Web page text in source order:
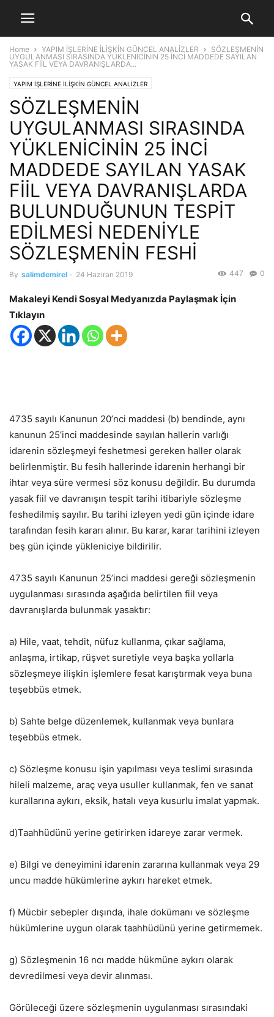
Home YAPIM İŞLERİNE İLİŞKİN GÜNCEL ANALİZLER
SÖZLEŞMENİN
UYGULANMASI SIRASINDA YÜKLENİCİNİN 25 İNCİ MADDEDE SAYILAN
YASAK FİİL VEYA DAVRANIŞLARDA...
YAPIM İŞLERİNE İLİŞKİN GÜNCEL ANALİZLER
SÖZLEŞMENİN
UYGULANMASI SIRASINDA
YÜKLENİCİNİN 25 İNCİ
MADDEDE SAYILAN YASAK
FİİL VEYA DAVRANIŞLARDA
BULUNDUĞUNUN TESPİT
EDİLMESİ NEDENİYLE
SÖZLEŞMENİN FESHİ
By salimdemirel - 24 Haziran 2019 0
447
Makaleyi Kendi Sosyal Medyanızda Paylaşmak İçin
Tıklayın
4735 sayılı Kanunun 20’nci maddesi (b) bendinde, aynı
kanunun 25’inci maddesinde sayılan hallerin varlığı
idarenin sözleşmeyi feshetmesi gereken haller olarak
belirlenmiştir. Bu fesih hallerinde idarenin herhangi bir
ihtar veya süre vermesi söz konusu değildir. Bu durumda
yasak fiil ve davranışın tespit tarihi itibariyle sözleşme
feshedilmiş sayılır. Bu tarihi izleyen yedi gün içinde idare
tarafından fesih kararı alınır. Bu karar, karar tarihini izleyen
beş gün içinde yükleniciye bildirilir.
4735 sayılı Kanunun 25’inci maddesi gereği sözleşmenin
uygulanması sırasında aşağıda belirtilen fiil veya
davranışlarda bulunmak yasaktır:
a) Hile, vaat, tehdit, nüfuz kullanma, çıkar sağlama,
anlaşma, irtikap, rüşvet suretiyle veya başka yollarla
sözleşmeye ilişkin işlemlere fesat karıştırmak veya buna
teşebbüs etmek.
b) Sahte belge düzenlemek, kullanmak veya bunlara
teşebbüs etmek.
c) Sözleşme konusu işin yapılması veya teslimi sırasında
hileli malzeme, araç veya usuller kullanmak, fen ve sanat
kurallarına aykırı, eksik, hatalı veya kusurlu imalat yapmak.
d)Taahhüdünü yerine getirirken idareye zarar vermek.
e) Bilgi ve deneyimini idarenin zararına kullanmak veya 29
uncu madde hükümlerine aykırı hareket etmek.
f) Mücbir sebepler dışında, ihale dokümanı ve sözleşme
hükümlerine uygun olarak taahhüdünü yerine getirmemek.
g) Sözleşmenin 16 ncı madde hükmüne aykırı olarak
devredilmesi veya devir alınması.
Görüleceği üzere sözleşmenin uygulanması sırasındaki